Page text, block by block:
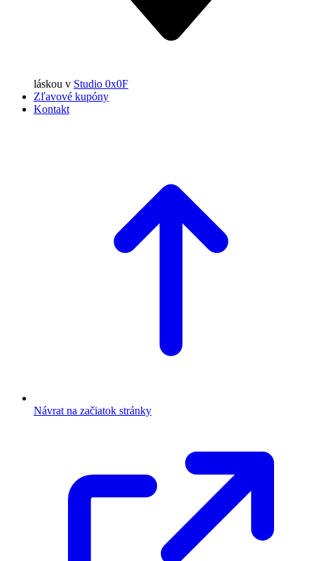
láskou v Studio 0x0F
Zľavové kupóny
Kontakt
Návrat na začiatok stránky